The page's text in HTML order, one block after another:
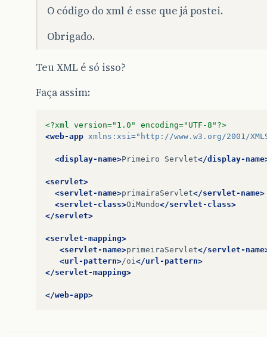
O código do xml é esse que já postei.
Obrigado.
Teu XML é só isso?
Faça assim:
<?xml version="1.0" encoding="UTF-8"?>
<web-app xmlns:xsi="http://www.w3.org/2001/
<display-name>Primeiro Servlet</display-
<servlet>
<servlet-name>primairaServlet</servlet-name>
<servlet-class>OiMundo</servlet-class>
</servlet>
<servlet-mapping>
<servlet-name>primeiraServlet</servlet-
<url-pattern>/oi </url-pattern>
</servlet-mapping>
</web-app>